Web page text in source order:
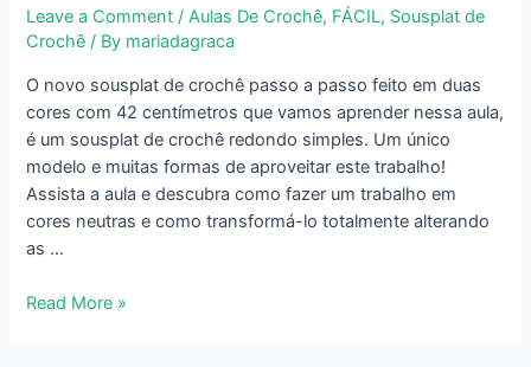
Leave a Comment /Aulas De Crochê, FÁCIL, Sousplat de
Crochê / By mariadagraca
O novo sousplat de crochê passo a passo feito em duas
cores com 42 centímetros que vamos aprender nessa aula,
é um sousplat de crochê redondo simples. Um único
modelo e muitas formas de aproveitar este trabalho!
Assista a aula e descubra como fazer um trabalho em
cores neutras e como transformá-lo totalmente alterando
as …
Aula
Read More »